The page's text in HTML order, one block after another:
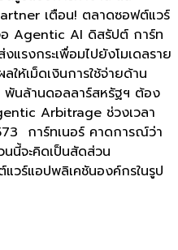
เตือน! ตลาดซอฟต์แวร์
Agentic AI ดิสรัปต์ การ์ท
รงกระเพื่อมไปยังโมเดลราย
ห้เม็ดเงินการใช้จ่ายด้าน
นล้านดอลลาร์สหรัฐฯ ต้อง
Arbitrage ช่วงเวลา
การ์ทเนอร์ คาดการณ์ว่า
นี้จะคิดเป็นสัดส่วน
วร์แอปพลิเคชันองค์กรในรูป